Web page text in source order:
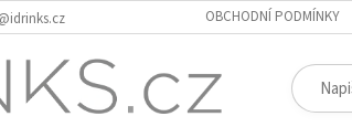
OBCHODNÍ PODMÍNKY